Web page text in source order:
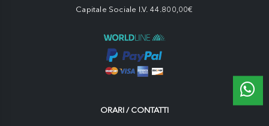
Capitale Sociale I.V. 44.800,00€
ORARI / CONTATTI